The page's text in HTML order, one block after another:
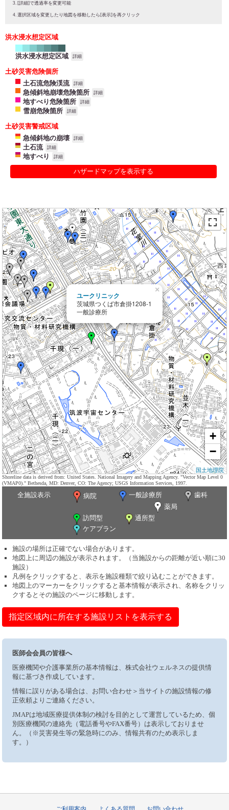
[詳細]で透過率を変更可能
選択区域を変更したり地図を移動したら[表示]を再クリック
洪水浸水想定区域
洪水浸水想定区域 詳細
土砂災害危険個所
土石流危険渓流
詳細
急傾斜地崩壊危険箇所 詳細
地すべり危険箇所 詳細
雪崩危険箇所 詳細
土砂災害警戒区域
急傾斜地の崩壊
詳細
土石流 詳細
地すべり 詳細
ハザードマップを表示する
ユークリニック
茨城県つくば市倉掛1208-1
一般診療所
×
+
−
国土地理院
Shoreline data is derived from: United States. National Imagery and Mapping Agency. "Vector Map Level 0
(VMAP0)." Bethesda, MD: Denver, CO: The Agency; USGS Information Services, 1997.
全施設表示 病院 一般診療所
歯科
薬局
訪問型
通所型
ケアプラン
施設の場所は正確でない場合があります。
地図上に周辺の施設が表示されます。（当施設からの距離が近い順に30
施設）
凡例をクリックすると、表示を施設種類で絞り込むことができます。
地図上のマーカーをクリックすると基本情報が表示され、名称をクリッ
クするとその施設のページに移動します。
指定区域内に所在する施設リストを表示する
医師会会員の皆様へ
医療機関や介護事業所の基本情報は、株式会社ウェルネスの提供情
報に基づき作成しています。
情報に誤りがある場合は、お問い合わせ＞当サイトの施設情報の修
正依頼よりご連絡ください。
JMAPは地域医療提供体制の検討を目的として運営しているため、個
別医療機関の連絡先（電話番号やFAX番号）は表示しておりませ
ん。（※災害発生等の緊急時にのみ、情報共有のため表示しま
す。）